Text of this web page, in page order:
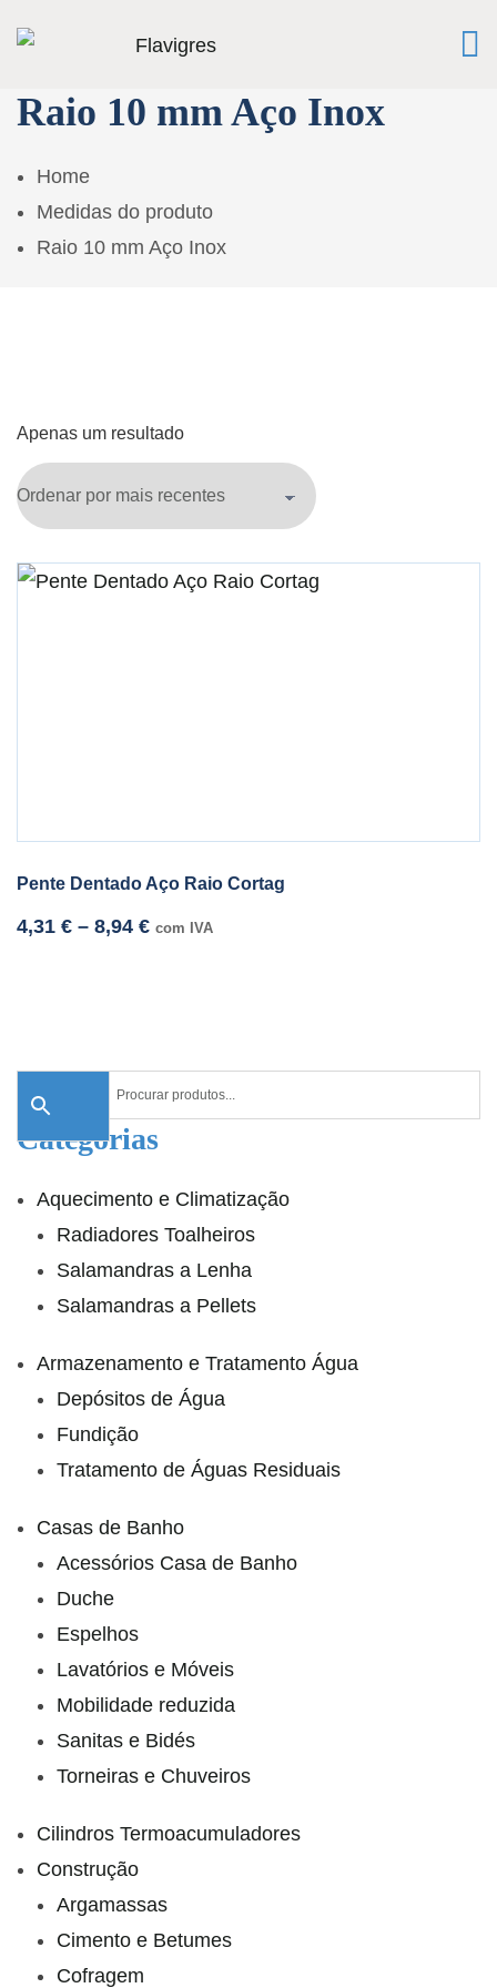
Raio 10 mm Aço Inox
Home
Medidas do produto
Raio 10 mm Aço Inox
Apenas um resultado
Pente Dentado Aço Raio Cortag
4,31 € – 8,94 € com IVA
Categorias
Aquecimento e Climatização
Radiadores Toalheiros
Salamandras a Lenha
Salamandras a Pellets
Armazenamento e Tratamento Água
Depósitos de Água
Fundição
Tratamento de Águas Residuais
Casas de Banho
Acessórios Casa de Banho
Duche
Espelhos
Lavatórios e Móveis
Mobilidade reduzida
Sanitas e Bidés
Torneiras e Chuveiros
Cilindros Termoacumuladores
Construção
Argamassas
Cimento e Betumes
Cofragem